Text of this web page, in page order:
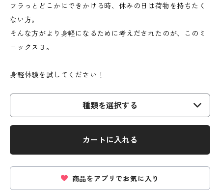
フラっとどこかにできかける時、休みの日は荷物を持ちたく
ない方。
そんな方がより身軽になるために考えだされたのが、このミ
ニックス３。
身軽体験を試してください！
種類を選択する
カートに入れる
商品をアプリでお気に入り